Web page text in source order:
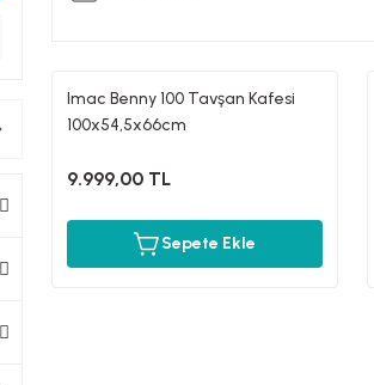
Imac Benny 100 Tavşan Kafesi
100x54,5x66cm
9.999,00 TL
Sepete Ekle